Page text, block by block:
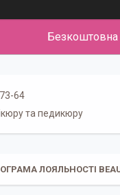
Безкоштовна
64
та педикюру
ЛОЯЛЬНОСТІ